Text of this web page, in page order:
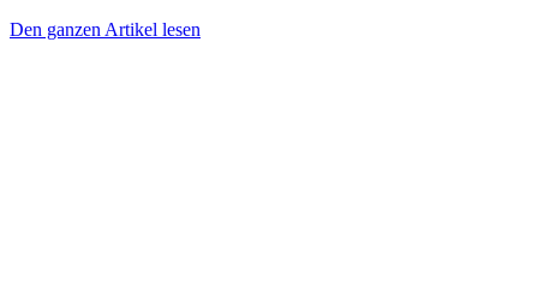
Den ganzen Artikel lesen